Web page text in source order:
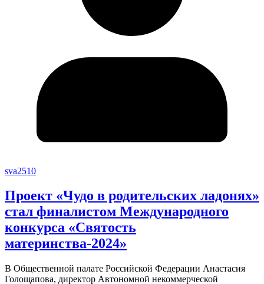
sva2510
Проект «Чудо в родительских ладонях»
стал финалистом Международного
конкурса «Святость
материнства-2024»
В Общественной палате Российской Федерации Анастасия
Голощапова, директор Автономной некоммерческой